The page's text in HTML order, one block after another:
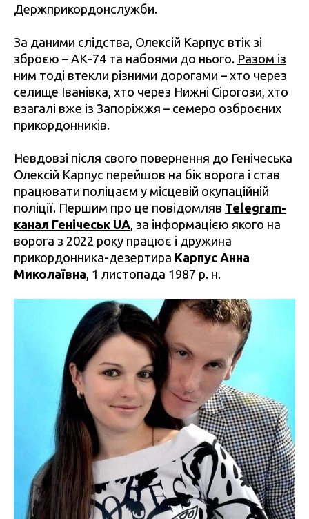
Держприкордонслужби.
За даними слідства, Олексій Карпус втік зі
зброєю – АК-74 та набоями до нього. Разом із
ним тоді втекли різними дорогами – хто через
селище Іванівка, хто через Нижні Сірогози, хто
взагалі вже із Запоріжжя – семеро озброєних
прикордонників.
Невдовзі після свого повернення до Генічеська
Олексій Карпус перейшов на бік ворога і став
працювати поліцаєм у місцевій окупаційній
поліції. Першим про це повідомляв Telegram-
канал Генічеськ UA , за інформацією якого на
ворога з 2022 року працює і дружина
прикордонника-дезертира Карпус Анна
Миколаївна , 1 листопада 1987 р. н.